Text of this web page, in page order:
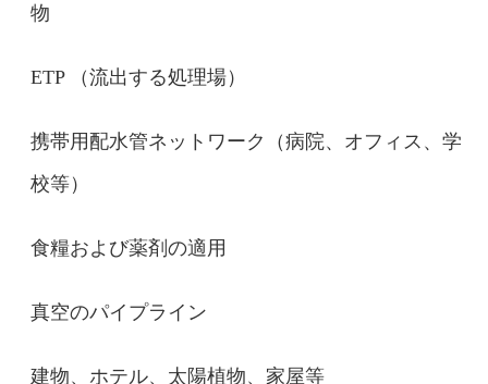
物
ETP （流出する処理場）
携帯用配水管ネットワーク（病院、オフィス、学
校等）
食糧および薬剤の適用
真空のパイプライン
建物、ホテル、太陽植物、家屋等